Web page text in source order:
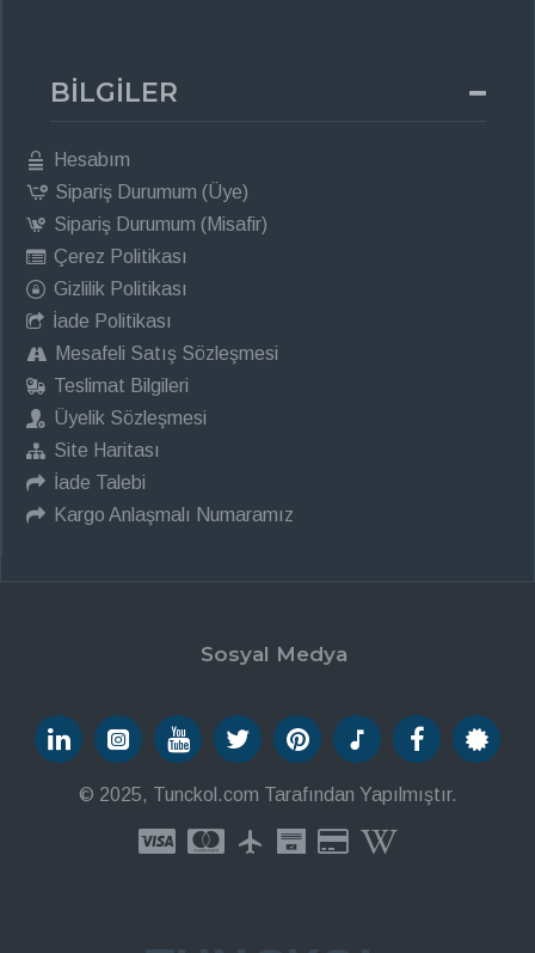
BİLGİLER
Hesabım
Sipariş Durumum (Üye)
Sipariş Durumum (Misafir)
Çerez Politikası
Gizlilik Politikası
İade Politikası
Mesafeli Satış Sözleşmesi
Teslimat Bilgileri
Üyelik Sözleşmesi
Site Haritası
İade Talebi
Kargo Anlaşmalı Numaramız
Sosyal Medya
© 2025, Tunckol.com Tarafından Yapılmıştır.